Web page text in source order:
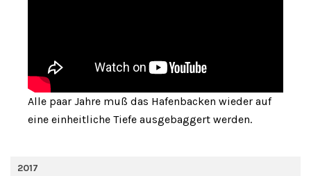
Alle paar Jahre muß das Hafenbacken wieder auf
eine einheitliche Tiefe ausgebaggert werden.
2017